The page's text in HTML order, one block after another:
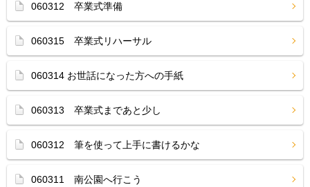
060312 卒業式準備
060315 卒業式リハーサル
060314 お世話になった方への手紙
060313 卒業式まであと少し
060312 筆を使って上手に書けるかな
060311 南公園へ行こう